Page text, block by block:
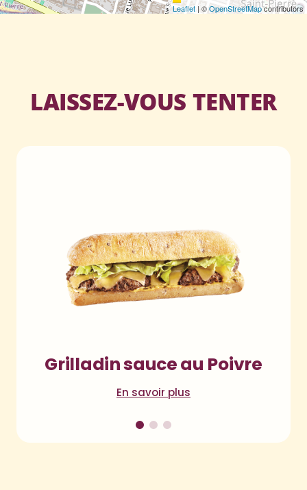
Leaflet | ©OpenStreetMapcontributors
LAISSEZ-VOUS TENTER
Grilladin sauce au Poivre
En savoir plus